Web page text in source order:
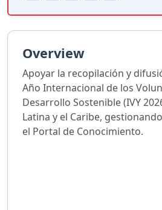
Overview
Apoyar la recopilación y
Año Internacional de los
Desarrollo Sostenible (IVY
Latina y el Caribe,
el Portal de Conocimiento.